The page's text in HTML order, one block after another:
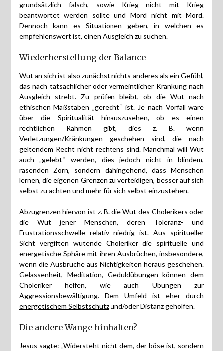
grundsätzlich falsch, sowie Krieg nicht mit Krieg
beantwortet werden sollte und Mord nicht mit Mord.
Dennoch kann es Situationen geben, in welchen es
empfehlenswert ist, einen Ausgleich zu suchen.
Wiederherstellung der Balance
Wut an sich ist also zunächst nichts anderes als ein Gefühl,
das nach tatsächlicher oder vermeintlicher Kränkung nach
Ausgleich strebt. Zu prüfen bleibt, ob die Wut nach
ethischen Maßstäben „gerecht“ ist. Je nach Vorfall wäre
über die Spiritualität hinauszusehen, ob es einen
rechtlichen Rahmen gibt, dies z. B. wenn
Verletzungen/Kränkungen geschehen sind, die nach
geltendem Recht nicht rechtens sind. Manchmal will Wut
auch „gelebt“ werden, dies jedoch nicht in blindem,
rasenden Zorn, sondern dahingehend, dass Menschen
lernen, die eigenen Grenzen zu verteidigen, besser auf sich
selbst zu achten und mehr für sich selbst einzustehen.
Abzugrenzen hiervon ist z. B. die Wut des Cholerikers oder
die Wut jener Menschen, deren Toleranz- und
Frustrationsschwelle relativ niedrig ist. Aus spiritueller
Sicht vergiften wütende Choleriker die spirituelle und
energetische Sphäre mit ihren Ausbrüchen, insbesondere,
wenn die Ausbrüche aus Nichtigkeiten heraus geschehen.
Gelassenheit, Meditation, Geduldübungen können dem
Choleriker helfen, wie auch Übungen zur
Aggressionsbewältigung. Dem Umfeld ist eher durch
energetischem Selbstschutzund/oder Distanz geholfen.
Die andere Wange hinhalten?
Jesus sagte: „Widersteht nicht dem, der böse ist, sondern